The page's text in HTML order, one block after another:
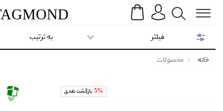
Search
TAGMOND
به ترتیب
خانه محصولات
5% بازگشت نقدی
فیلتر